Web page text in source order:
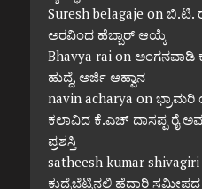
Suresh belagaje on ಬಿ.ಟಿ.
ಅರವಿಂದ ಹೆಬ್ಬಾರ್ ಆಯ್ಕೆ
Bhavya raion
ಹುದ್ದೆ, ಅರ್ಜಿ ಆಹ್ವಾನ
navin acharya on ಭ್ರಾಮರಿ
ಕಲಾವಿದ ಕೆ.ಎಚ್ ದಾಸಪ್ಪ ರೈ
ಪ್ರಶಸ್ತಿ
satheesh kumar shivagiri
ಕುದ್ರೆಬೆಟ್ಟಿನಲ್ಲಿ ಹೆದ್ದಾರಿ